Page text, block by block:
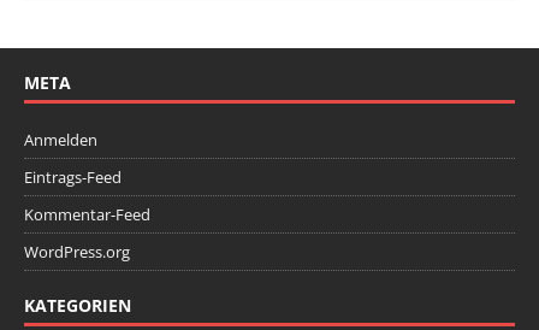
META
Anmelden
Eintrags-Feed
Kommentar-Feed
WordPress.org
KATEGORIEN